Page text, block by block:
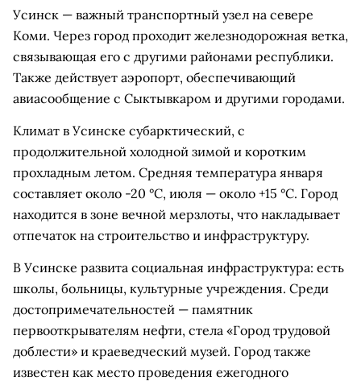
Усинск — важный транспортный узел на севере
Коми. Через город проходит железнодорожная ветка,
связывающая его с другими районами республики.
Также действует аэропорт, обеспечивающий
авиасообщение с Сыктывкаром и другими городами.
Климат в Усинске субарктический, с
продолжительной холодной зимой и коротким
прохладным летом. Средняя температура января
составляет около -20 °C, июля — около +15 °C. Город
находится в зоне вечной мерзлоты, что накладывает
отпечаток на строительство и инфраструктуру.
В Усинске развита социальная инфраструктура: есть
школы, больницы, культурные учреждения. Среди
достопримечательностей — памятник
первооткрывателям нефти, стела «Город трудовой
доблести» и краеведческий музей. Город также
известен как место проведения ежегодного